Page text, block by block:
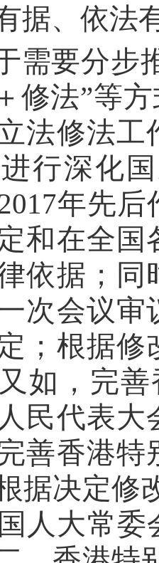
据、依法
需要分步
修法”等
法修法工
行深化
年先
和在全国
依据；同
次会议
；根据
如，完
民代表
善香港
据决定修
人大常